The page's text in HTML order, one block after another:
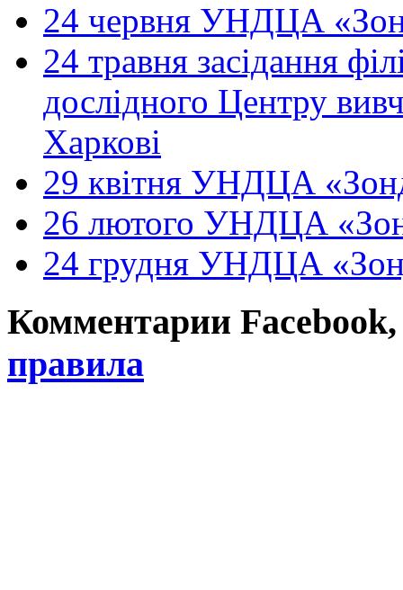
24 червня УНДЦА
24 травня засідання
дослідного Центру
Харкові
29 квітня УНДЦА
26 лютого УНДЦА
24 грудня УНДЦА
Комментарии
правила